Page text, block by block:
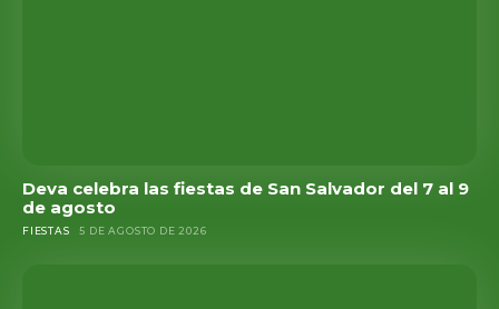
Deva celebra las fiestas de San Salvador del 7 al 9
de agosto
FIESTAS 5 DE AGOSTO DE 2026